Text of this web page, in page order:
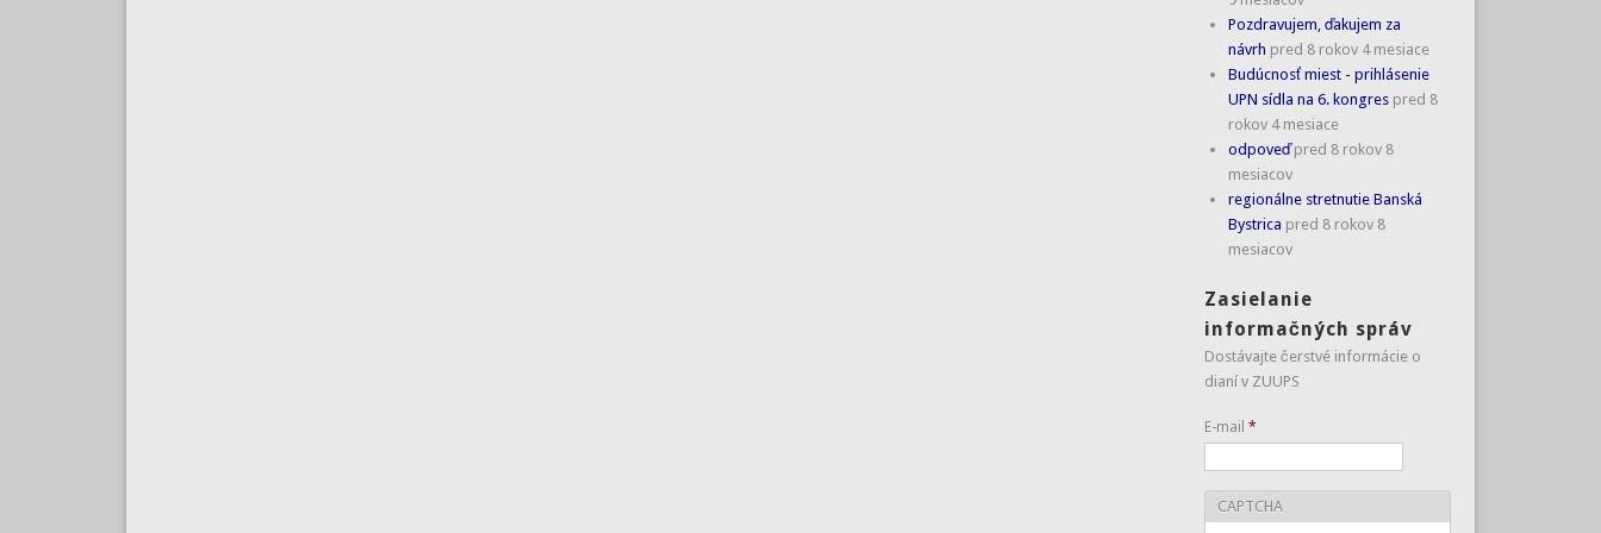
Pozdravujem, ďakujem za
návrh pred 8 rokov 4 mesiace
Budúcnosť miest - prihlásenie
UPN sídla na 6. kongres pred 8
rokov 4 mesiace
odpoveď pred 8 rokov 8
mesiacov
regionálne stretnutie Banská
Bystrica pred 8 rokov 8
mesiacov
Zasielanie
informačných správ
Dostávajte čerstvé informácie o
dianí v ZUUPS
E-mail *
CAPTCHA